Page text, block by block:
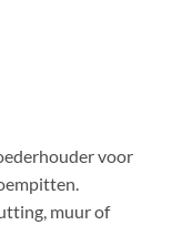
voor
muur of